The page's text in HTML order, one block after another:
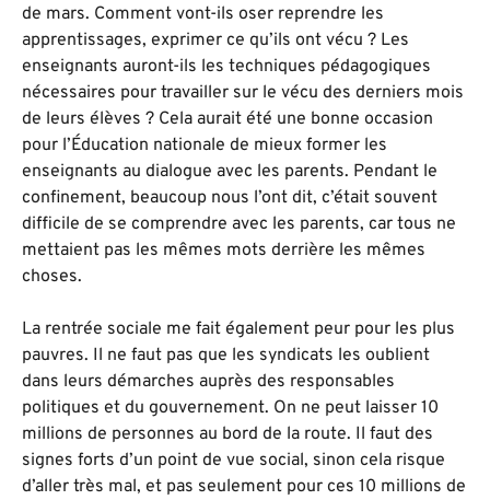
de mars. Comment vont-ils oser reprendre les
apprentissages, exprimer ce qu’ils ont vécu ? Les
enseignants auront-ils les techniques pédagogiques
nécessaires pour travailler sur le vécu des derniers mois
de leurs élèves ? Cela aurait été une bonne occasion
pour l’Éducation nationale de mieux former les
enseignants au dialogue avec les parents. Pendant le
confinement, beaucoup nous l’ont dit, c’était souvent
difficile de se comprendre avec les parents, car tous ne
mettaient pas les mêmes mots derrière les mêmes
choses.
La rentrée sociale me fait également peur pour les plus
pauvres. Il ne faut pas que les syndicats les oublient
dans leurs démarches auprès des responsables
politiques et du gouvernement. On ne peut laisser 10
millions de personnes au bord de la route. Il faut des
signes forts d’un point de vue social, sinon cela risque
d’aller très mal, et pas seulement pour ces 10 millions de